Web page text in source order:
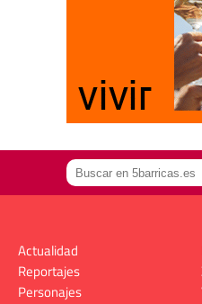
Actualidad
Reportajes
Personajes